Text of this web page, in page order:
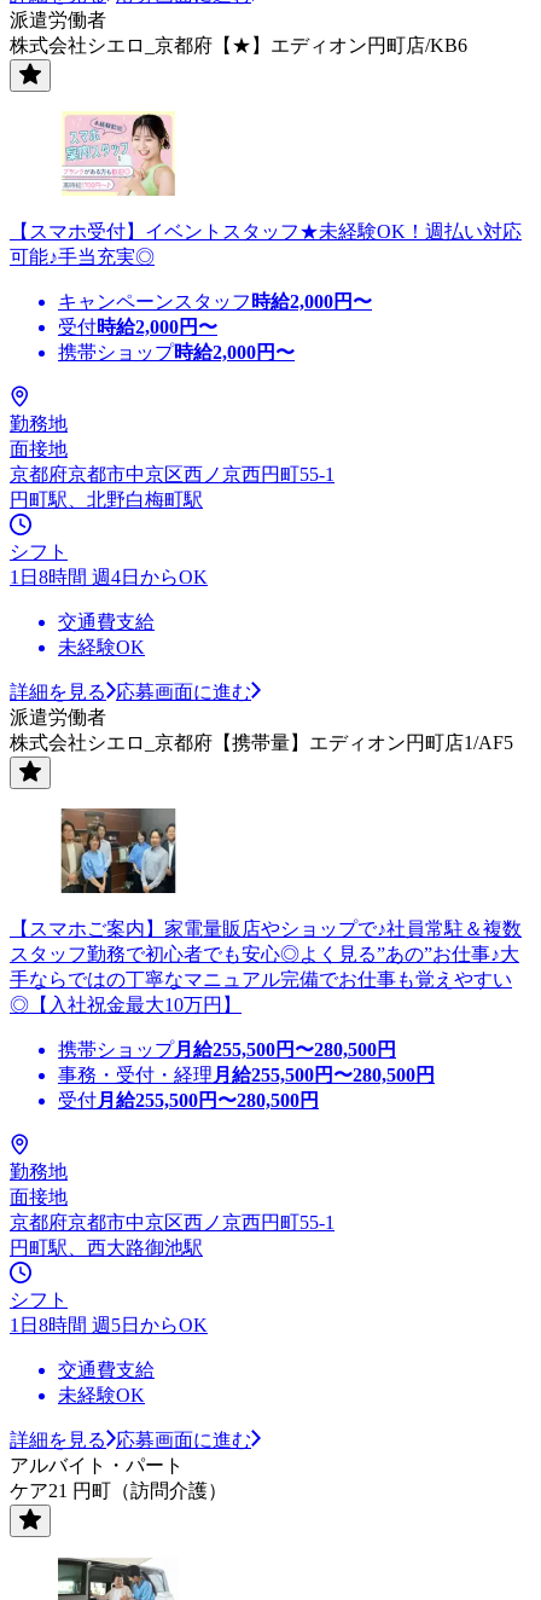
派遣労働者
株式会社シエロ_京都府【★】エディオン円町店/KB6
【スマホ受付】イベントスタッフ★未経験OK！週払い対応
可能♪手当充実◎
キャンペーンスタッフ 時給2,000円〜
受付時給2,000円〜
携帯ショップ時給2,000円〜
勤務地
面接地
京都府京都市中京区西ノ京西円町55-1
円町駅、北野白梅町駅
シフト
1日8時間 週4日からOK
交通費支給
未経験OK
詳細を見る
応募画面に進む
派遣労働者
株式会社シエロ_京都府【携帯量】エディオン円町店1/AF5
【スマホご案内】家電量販店やショップで♪社員常駐＆複数
スタッフ勤務で初心者でも安心◎よく見る”あの”お仕事♪大
手ならではの丁寧なマニュアル完備でお仕事も覚えやすい
◎【入社祝金最大10万円】
携帯ショップ月給255,500円〜280,500円
事務・受付・経理 月給255,500円〜280,500円
受付月給255,500円〜280,500円
勤務地
面接地
京都府京都市中京区西ノ京西円町55-1
円町駅、西大路御池駅
シフト
1日8時間 週5日からOK
交通費支給
未経験OK
詳細を見る
応募画面に進む
アルバイト・パート
ケア21 円町（訪問介護）